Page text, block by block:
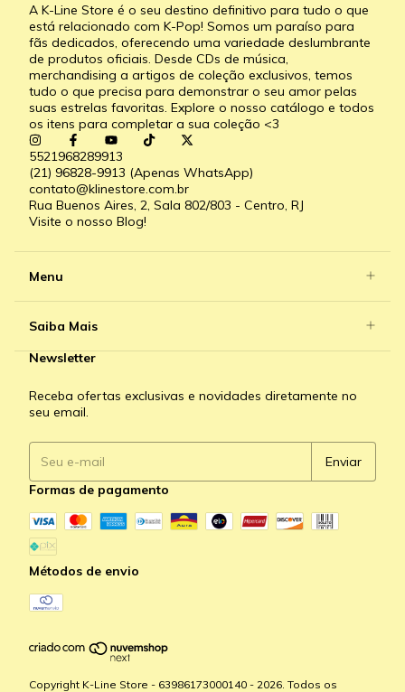
A K-Line Store é o seu destino definitivo para tudo o que
está relacionado com K-Pop! Somos um paraíso para
fãs dedicados, oferecendo uma variedade deslumbrante
de produtos oficiais. Desde CDs de música,
merchandising a artigos de coleção exclusivos, temos
tudo o que precisa para demonstrar o seu amor pelas
suas estrelas favoritas. Explore o nosso catálogo e todos
os itens para completar a sua coleção <3
5521968289913
(21) 96828-9913 (Apenas WhatsApp)
contato@klinestore.com.br
Rua Buenos Aires, 2, Sala 802/803 - Centro, RJ
Visite o nosso Blog!
Menu
Saiba Mais
Newsletter
Receba ofertas exclusivas e novidades diretamente no
seu email.
Formas de pagamento
Métodos de envio
Copyright K-Line Store - 63986173000140 - 2026. Todos os